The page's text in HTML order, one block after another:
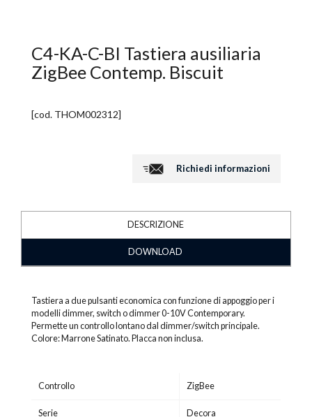
C4-KA-C-BI Tastiera ausiliaria
ZigBee Contemp. Biscuit
[cod. THOM002312]
Richiedi informazioni
DESCRIZIONE
DOWNLOAD
Tastiera a due pulsanti economica con funzione di appoggio per i
modelli dimmer, switch o dimmer 0-10V Contemporary.
Permette un controllo lontano dal dimmer/switch principale.
Colore: Marrone Satinato. Placca non inclusa.
Controllo ZigBee
Serie Decora